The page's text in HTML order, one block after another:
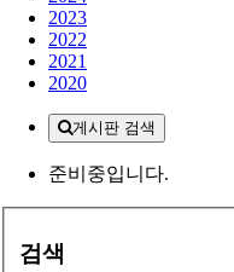
2023
2022
2021
2020
게시판 검색
준비중입니다.
검색